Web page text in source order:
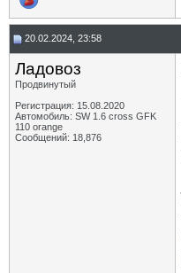
20.02.2024, 23:58
Ладовоз
Продвинутый
Регистрация: 15.08.2020
Автомобиль: SW 1.6 cross GFK
110 orange
Сообщений: 18,876